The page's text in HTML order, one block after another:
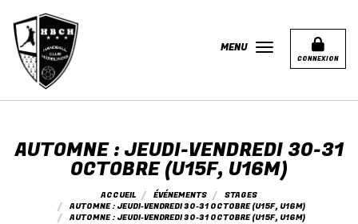
CONNEXION
MENU
AUTOMNE : JEUDI-VENDREDI 30-31
OCTOBRE (U15F, U16M)
ACCUEIL ÉVÉNEMENTS
STAGES
AUTOMNE : JEUDI-VENDREDI 30-31 OCTOBRE (U15F, U16M)
AUTOMNE : JEUDI-VENDREDI 30-31 OCTOBRE (U15F, U16M)